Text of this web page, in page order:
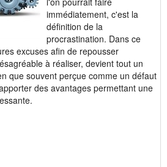
immédiatement, c'est la
définition de la
procrastination. Dans ce
excuses afin de repousser
à réaliser, devient tout un
que souvent perçue comme un défaut
des avantages permettant une